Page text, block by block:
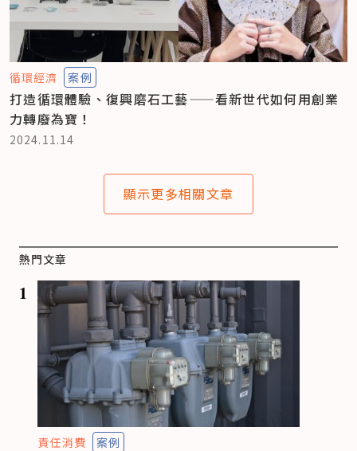
循環經濟 案例
打造循環體驗、復興磨石工藝——看新世代如何用創業
力轉廢為寶！
2024.11.14
顯示更多相關文章
熱門文章
1
責任消費 案例